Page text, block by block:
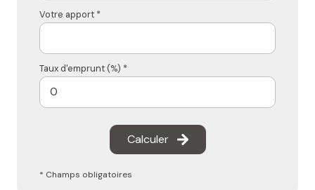
Votre apport *
Taux d'emprunt (%) *
Calculer
* Champs obligatoires